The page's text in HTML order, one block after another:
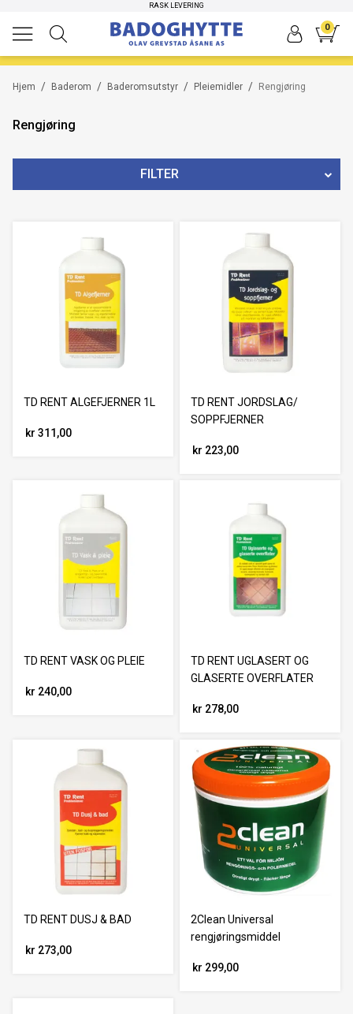
RASK LEVERING
0
/
Hjem /
Baderom /
Baderomsutstyr /
Pleiemidler Rengjøring
Rengjøring
FILTER
TD RENT ALGEFJERNER 1L
kr 311,00
TD RENT JORDSLAG/
SOPPFJERNER
kr 223,00
TD RENT VASK OG PLEIE
kr 240,00
TD RENT UGLASERT OG
GLASERTE OVERFLATER
kr 278,00
TD RENT DUSJ & BAD
kr 273,00
2Clean Universal
rengjøringsmiddel
kr 299,00